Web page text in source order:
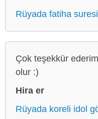
Rüyada fatiha
Çok teşekkür
olur :)
Hira er
Rüyada koreli idol